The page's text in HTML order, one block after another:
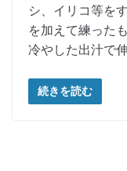
シ、イリコ等を
を加えて練った
冷やした出汁で
続きを読む